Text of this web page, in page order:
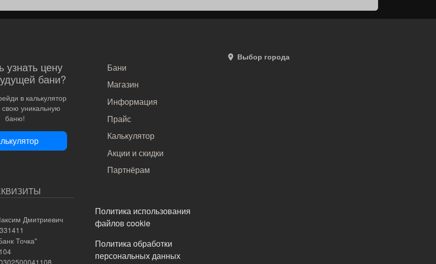
узнать цену
бани?
в калькулятор
свою уникальную
баню!
Дмитриевич
Точка"
САМОЕ ВАЖНОЕ
Бани
Магазин
Информация
Прайс
Калькулятор
Акции и скидки
Партнёрам
ПОДВАЛ
Политика использования
файлов cookie
Политика обработки
персональных данных
Выбор города